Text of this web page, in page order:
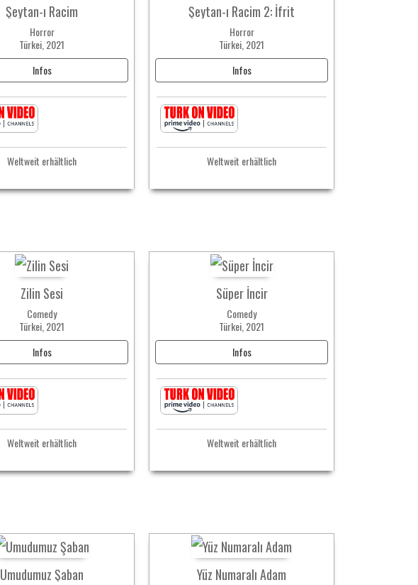
Şeytan-ı Racim
Horror
Türkei, 2021
Infos
Weltweit erhältlich
Şeytan-ı Racim 2: İfrit
Horror
Türkei, 2021
Infos
Weltweit erhältlich
Zilin Sesi
Comedy
Türkei, 2021
Infos
Weltweit erhältlich
Süper İncir
Comedy
Türkei, 2021
Infos
Weltweit erhältlich
Umudumuz Şaban Yüz Numaralı Adam